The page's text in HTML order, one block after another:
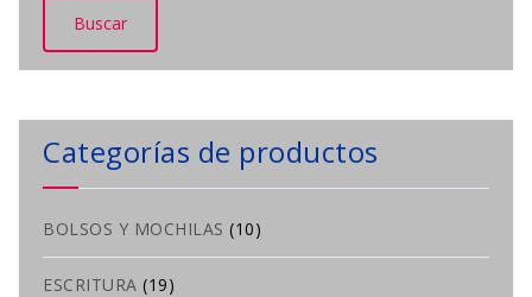
Categorías de productos
BOLSOS Y MOCHILAS (10)
ESCRITURA (19)